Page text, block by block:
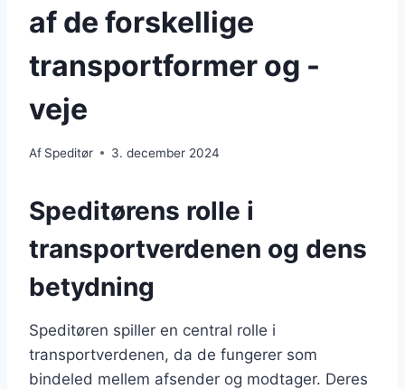
af de forskellige
transportformer og -
veje
Af Speditør 3. december 2024
Speditørens rolle i
transportverdenen og dens
betydning
Speditøren spiller en central rolle i
transportverdenen, da de fungerer som
bindeled mellem afsender og modtager. Deres